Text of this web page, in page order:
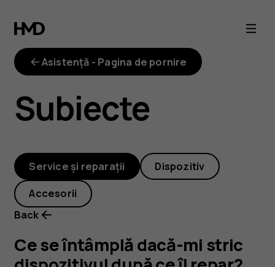
Ce
se
întâmplă
dacă-
mi
stric
dispozitivul
după
Asistență - Pagina de pornire
Subiecte
Service și reparații Dispozitiv
Accesorii
Back
Ce se întâmplă dacă-mi stric